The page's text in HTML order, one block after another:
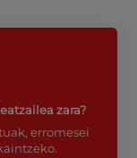
zara?
erromesei